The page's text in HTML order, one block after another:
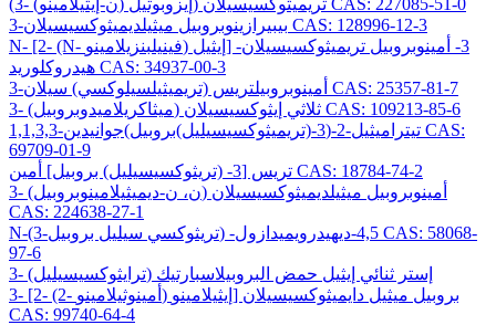
(3- (ن-إيثيلامينو) إيزوبوتيل) تريميثوكسيسيلان CAS: 227085-51-0
3-بيبيرازينوبروبيل ميثيلديميثوكسيسيلان CAS: 128996-12-3
N- [2- (N- فينيلبنزيلامينو) إيثيل] -3- أمينوبروبيل تريميثوكسيسيلان
هيدروكلوريد CAS: 34937-00-3
3-أمينوبروبيلتريس (تريميثيلسيلوكسي) سيلان CAS: 25357-81-7
3- (ميثاكريلاميدوبروبيل) ثلاثي إيثوكسيسيلان CAS: 109213-85-6
1,1,3,3-تيتراميثيل-2-(3-(تريميثوكسيسيليل)بروبيل)جوانيدين CAS:
69709-01-9
تريس [3- (تريثوكسيسيليل) بروبيل] أمين CAS: 18784-74-2
3- (ن، ن-ديميثيلامينوبروبيل) أمينوبروبيل ميثيلديميثوكسيسيلان
CAS: 224638-27-1
N-(3-تريثوكسي سيليل بروبيل) -4,5-ديهيدرويميدازول CAS: 58068-
97-6
3- (ترايثوكسيسيليل) إستر ثنائي إيثيل حمض البروبيلاسبارتيك
3- [2- (2- أمينوثيلامينو) إيثيلامينو] بروبيل ميثيل دايميثوكسيسيلان
CAS: 99740-64-4